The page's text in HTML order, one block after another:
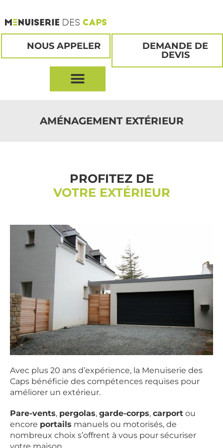
NOUS APPELER
DEMANDE DE
DEVIS
AMÉNAGEMENT EXTÉRIEUR
PROFITEZ DE
VOTRE EXTÉRIEUR
Avec plus 20 ans d’expérience, la Menuiserie des
Caps bénéficie des compétences requises pour
améliorer un extérieur.
Pare-vents, pergolas, garde-corps, carport ou
encore portails manuels ou motorisés, de
nombreux choix s’offrent à vous pour sécuriser